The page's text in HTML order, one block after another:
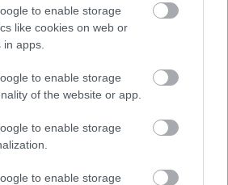
to enable storage
like cookies on web or
apps.
to enable storage
of the website or app.
to enable storage
to enable storage